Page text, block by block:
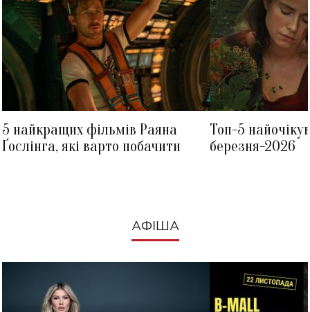
5 найкращих фільмів Раяна
Ґослінга, які варто побачити
Топ-5
березня-2026
АФІША